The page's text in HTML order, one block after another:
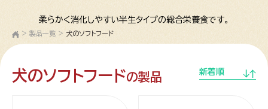
柔らかく消化しやすい半生タイプの総合栄養食です。
> 製品一覧 > 犬のソフトフード
犬のソフトフードの製品 新着順